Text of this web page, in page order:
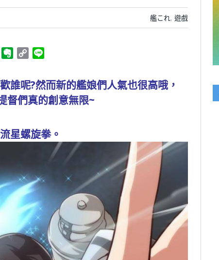
艦これ, 遊戲
Evernote
Copy
誰呢?然而新的艦娘們人氣也很高哦，
督們真的創意無限~
星螺旋拳。